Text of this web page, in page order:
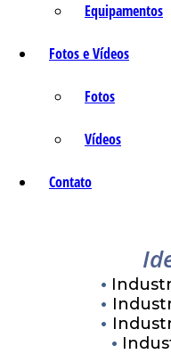
Equipamentos
Fotos e Vídeos
Fotos
Vídeos
Contato